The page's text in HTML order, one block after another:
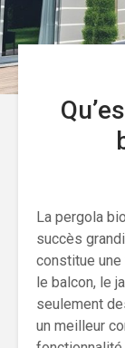
La pergola
succès
constitue
le balcon, le
seulement
un meilleur